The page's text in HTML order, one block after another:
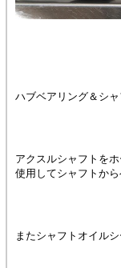
ハブベアリング＆シ
アクスルシャフトを
使用してシャフトから
またシャフトオイル